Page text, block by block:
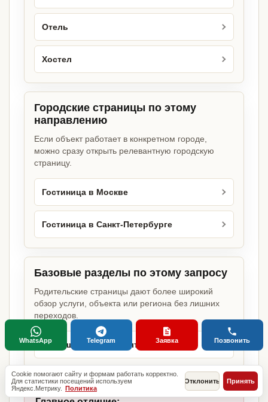
Отель
Хостел
Городские страницы по этому
направлению
Если объект работает в конкретном городе,
можно сразу открыть релевантную городскую
страницу.
Гостиница в Москве
Гостиница в Санкт-Петербурге
Базовые разделы по этому запросу
Родительские страницы дают более широкий
обзор услуги, объекта или региона без лишних
переходов.
Разрешение на открытие бизнеса
Cookie помогают сайту и формам работать корректно.
Для статистики посещений используем
Яндекс.Метрику. Политика
Отклонить Принять
WhatsApp Telegram Заявка Позвонить